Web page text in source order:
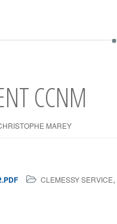
CCNM
MAREY
CLEMESSY SERVICE,